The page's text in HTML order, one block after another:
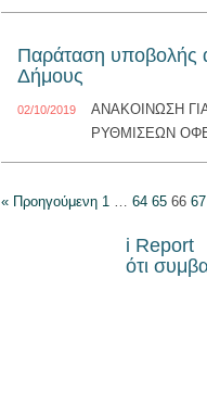
Παράταση υποβολής
Δήμους
02/10/2019
ΑΝΑΚΟΙΝΩΣΗ
ΡΥΘΜΙΣΕΩΝ
« Προηγούμενη 1 … 64 65 66 67
i Report
ότι